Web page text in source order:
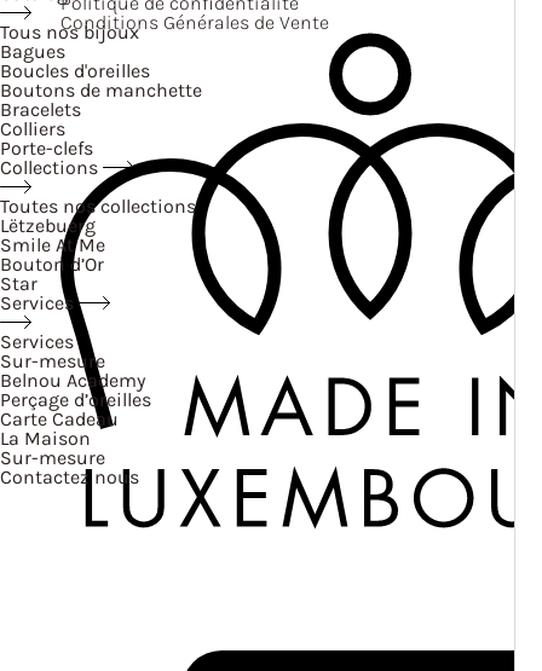
Tous nos bijoux
Bagues
Boucles d'oreilles
Boutons de manchette
Bracelets
Colliers
Porte-clefs
Collections
Toutes nos collections
Lëtzebuerg
Smile At Me
Bouton d’Or
Star
Services
Services
Sur-mesure
Belnou Academy
Perçage d’oreilles
Carte Cadeau
La Maison
Sur-mesure
Contactez nous
Conditions Générales de Vente